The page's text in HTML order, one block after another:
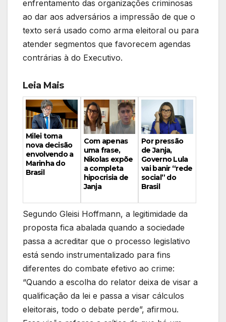
enfrentamento das organizações criminosas
ao dar aos adversários a impressão de que o
texto será usado como arma eleitoral ou para
atender segmentos que favorecem agendas
contrárias à do Executivo.
Leia Mais
Milei toma
nova decisão
envolvendo a
Marinha do
Brasil
Com apenas
uma frase,
Nikolas expõe
a completa
hipocrisia de
Janja
Por pressão
de Janja,
Governo Lula
vai banir “rede
social” do
Brasil
Segundo Gleisi Hoffmann, a legitimidade da
proposta fica abalada quando a sociedade
passa a acreditar que o processo legislativo
está sendo instrumentalizado para fins
diferentes do combate efetivo ao crime:
“Quando a escolha do relator deixa de visar a
qualificação da lei e passa a visar cálculos
eleitorais, todo o debate perde”, afirmou.